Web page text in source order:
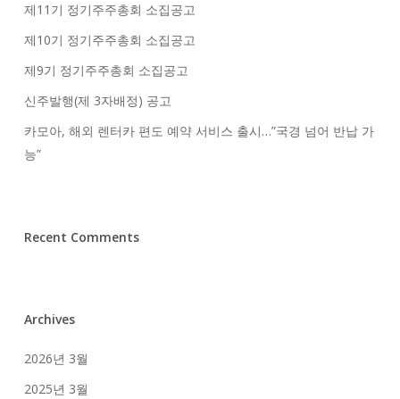
제11기 정기주주총회 소집공고
제10기 정기주주총회 소집공고
제9기 정기주주총회 소집공고
신주발행(제 3자배정) 공고
카모아, 해외 렌터카 편도 예약 서비스 출시…”국경 넘어 반납 가
능”
Recent Comments
Archives
2026년 3월
2025년 3월